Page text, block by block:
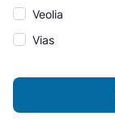
Veolia
Vias